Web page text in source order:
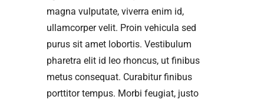
magna vulputate, viverra enim id,
ullamcorper velit. Proin vehicula sed
purus sit amet lobortis. Vestibulum
pharetra elit id leo rhoncus, ut finibus
metus consequat. Curabitur finibus
porttitor tempus. Morbi feugiat, justo